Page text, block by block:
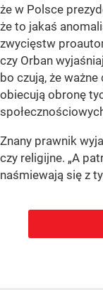
że w Polsce
że to jakaś
zwycięstw
czy Orban
bo czują, że
obiecują obronę
Znany prawnik
czy religijne. „A
naśmiewają się z